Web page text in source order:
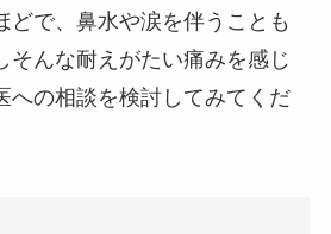
どで、鼻水や涙を伴うことも
そんな耐えがたい痛みを感じ
への相談を検討してみてくだ